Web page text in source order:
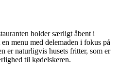
holder særligt åbent i
menu med delemaden i fokus på
er naturligvis husets fritter, som er
til kødelskeren.